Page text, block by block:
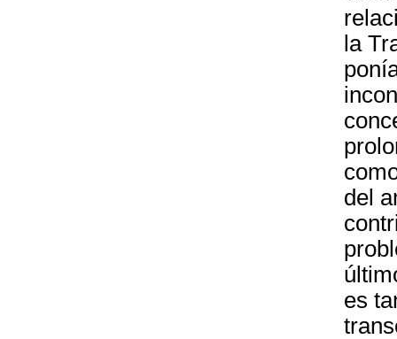
la
del
es